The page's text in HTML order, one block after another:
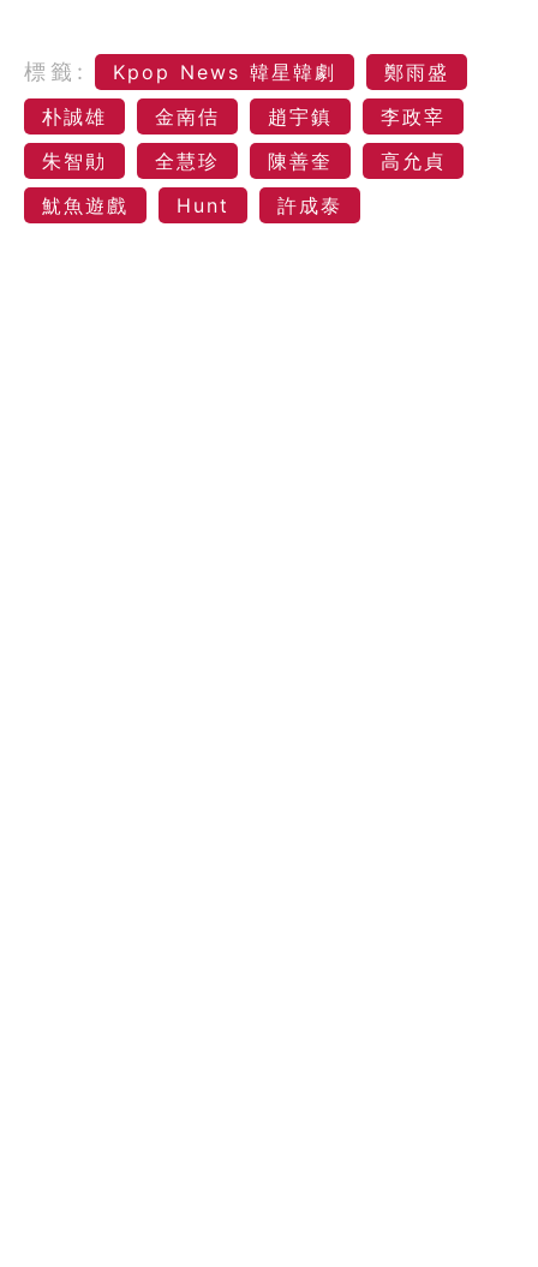
標籤: Kpop News 韓星韓劇
鄭雨盛
朴誠雄
金南佶 趙宇鎮
李政宰
朱智勛
全慧珍 陳善奎
高允貞
魷魚遊戲
Hunt 許成泰